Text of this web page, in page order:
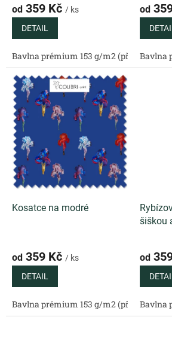
od 359 Kč / ks
DETAIL
Bavlna prémium 153 g/m2 (přírodní)
od
Bavlna
Kosatce na modré
od 359 Kč / ks
DETAIL
Bavlna prémium 153 g/m2 (přírodní)
šiškou
od
Bavlna